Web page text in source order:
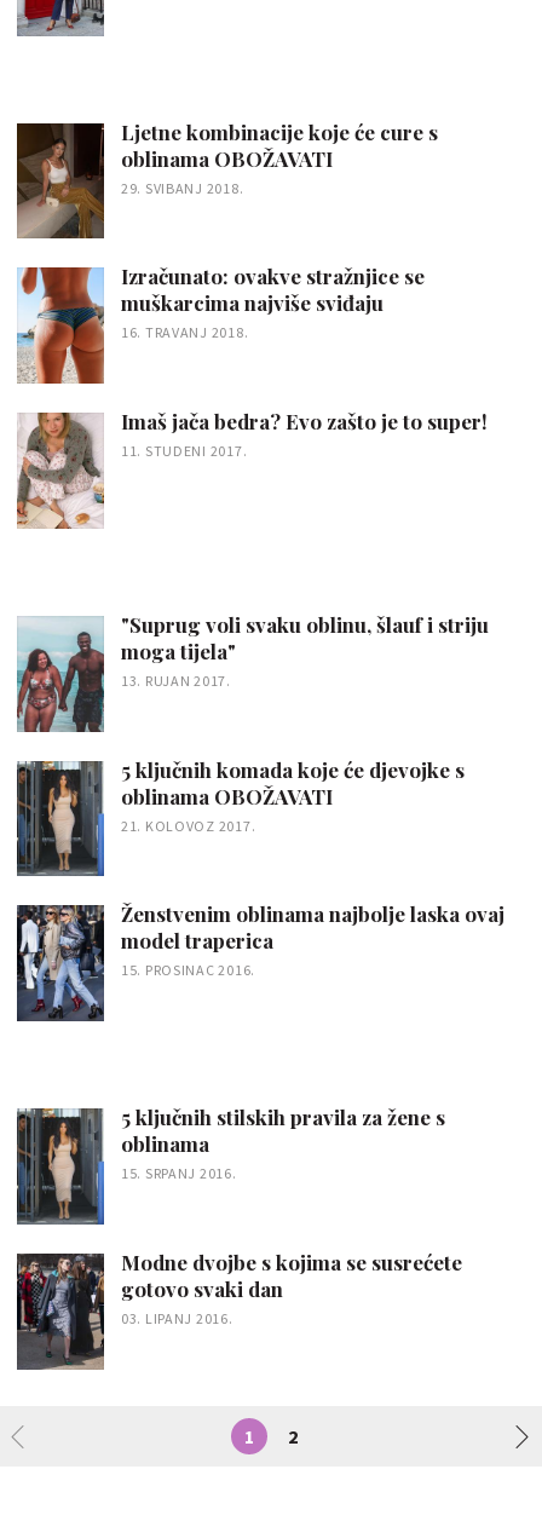
Ljetne kombinacije koje će cure s
oblinama OBOŽAVATI
29. SVIBANJ 2018.
Izračunato: ovakve stražnjice se
muškarcima najviše sviđaju
16. TRAVANJ 2018.
Imaš jača bedra? Evo zašto je to super!
11. STUDENI 2017.
"Suprug voli svaku oblinu, šlauf i striju
moga tijela"
13. RUJAN 2017.
5 ključnih komada koje će djevojke s
oblinama OBOŽAVATI
21. KOLOVOZ 2017.
Ženstvenim oblinama najbolje laska ovaj
model traperica
15. PROSINAC 2016.
5 ključnih stilskih pravila za žene s
oblinama
15. SRPANJ 2016.
Modne dvojbe s kojima se susrećete
gotovo svaki dan
03. LIPANJ 2016.
1 2